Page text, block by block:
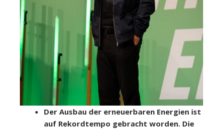
Der Ausbau der erneuerbaren Energien ist
auf Rekordtempo gebracht worden. Die